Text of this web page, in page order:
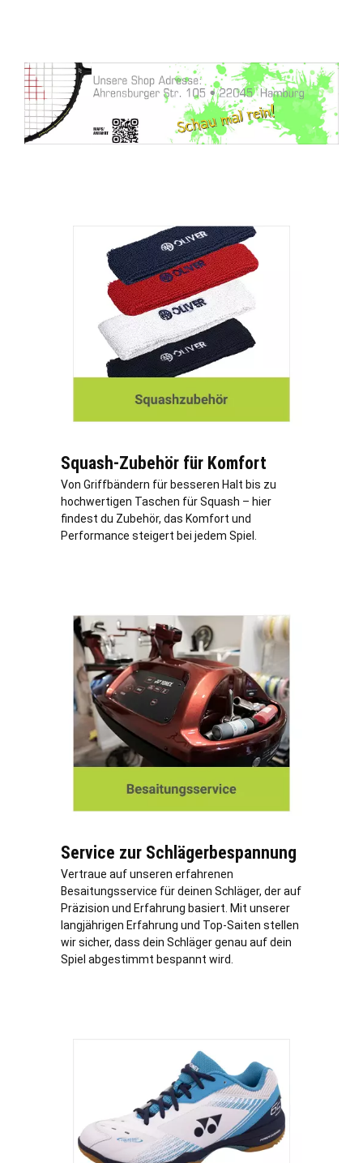
Squash-Zubehör für Komfort
Von Griffbändern für besseren Halt bis zu
hochwertigen Taschen für Squash – hier
findest du Zubehör, das Komfort und
Performance steigert bei jedem Spiel.
Service zur Schlägerbespannung
Vertraue auf unseren erfahrenen
Besaitungsservice für deinen Schläger, der auf
Präzision und Erfahrung basiert. Mit unserer
langjährigen Erfahrung und Top-Saiten stellen
wir sicher, dass dein Schläger genau auf dein
Spiel abgestimmt bespannt wird.